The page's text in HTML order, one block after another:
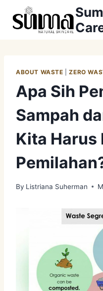
ABOUT WASTE |ZERO
Apa Sih
Sampah
Kita Harus
By Listriana Suherman